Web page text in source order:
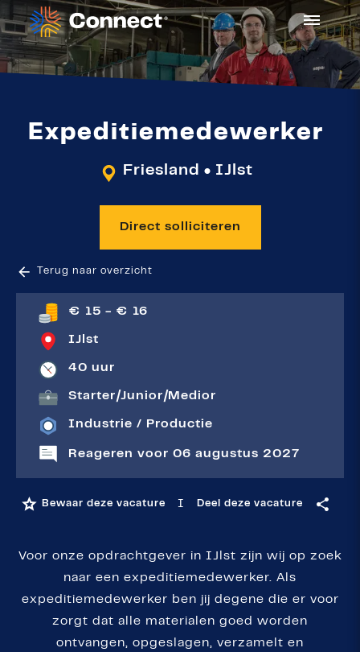
Expeditiemedewerker
Friesland ● IJlst
Direct solliciteren
Terug naar overzicht
€ 15 - € 16
IJlst
40 uur
Starter|Junior| Medior
Industrie / Productie
Reageren voor 06 augustus 2027
Bewaar deze vacature I Deel deze vacature
Voor onze opdrachtgever in IJlst zijn wij op zoek
naar een expeditiemedewerker. Als
expeditiemedewerker ben jij degene die er voor
zorgt dat alle materialen goed worden
ontvangen, opgeslagen, verzamelt en